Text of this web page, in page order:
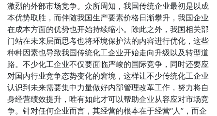
激烈的外部市场竞争。众所周知，我国传统企业最初是以成
本优势取胜，而伴随我国生产要素价格日渐攀升，我国企业
在成本方面的优势也开始持续缩小。除此之外，我国相关部
门站在未来层面思考也将环境保护法的内容进行优化，这些
种种因素也导致我国传统化工企业开始走向升级以及转型道
路。不少化工企业不仅要面临严峻的国际竞争，同时还要应
对国内行业竞争态势变化的窘境，这样让不少传统化工企业
认识到未来需要集中力量做好内部管理改革工作，努力将自
身经营绩效提升，唯有如此才可以帮助企业从容应对市场竞
争。针对任何企业而言，其经营的根本在于经营“人”，而企